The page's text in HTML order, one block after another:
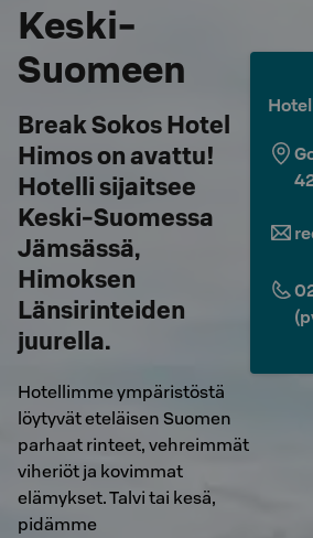
Keski-
Suomeen
Break Sokos Hotel
Himos on avattu!
Hotelli sijaitsee
Keski-Suomessa
Jämsässä,
Himoksen
Länsirinteiden
juurella.
Hotellimme ympäristöstä
löytyvät eteläisen Suomen
parhaat rinteet, vehreimmät
viheriöt ja kovimmat
elämykset. Talvi tai kesä,
pidämme